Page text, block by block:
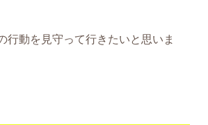
行動を見守って行きたいと思いま